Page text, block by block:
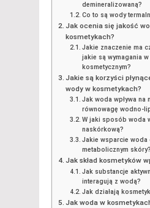
demineralizowaną?
Co to są wody
Jak ocenia się jakość
kosmetykach?
Jakie znaczenie ma
jakie są wymagania
kosmetycznym?
Jakie są korzyści
wody w kosmetykach?
Jak woda wpływa na
równowagę wodno-
W jaki sposób woda
naskórkową?
Jakie wsparcie woda
metabolicznym skóry?
Jak skład kosmetyków
Jak substancje
interagują z wodą?
Jak działają
Jak woda w